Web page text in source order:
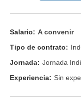
Salario: A convenir
Tipo de contrato:
Jornada: Jornada
Experiencia: Sin